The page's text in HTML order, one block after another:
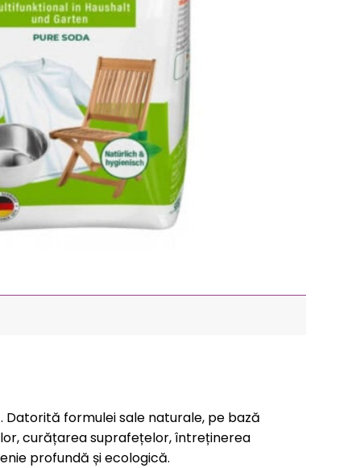
formulei sale naturale, pe bază
curățarea suprafețelor, întreținerea
profundă și ecologică.